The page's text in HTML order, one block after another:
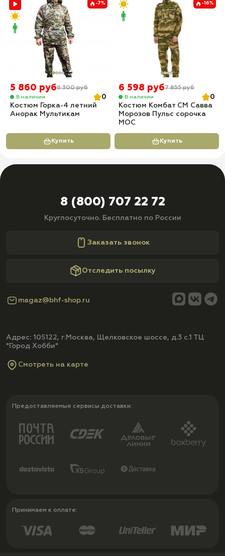
-7%
5 860 руб6 300 руб
В наличии
0
Костюм Горка-4 летний
Анорак Мультикам
Купить
-16%
6 598 руб7 855 руб
В наличии
0
Костюм Комбат СМ Савва
Морозов Пульс сорочка
МОС
Купить
8 (800) 707 22 72
Круглосуточно. Бесплатно по России
Заказать звонок
Отследить посылку
magaz@bhf-shop.ru
Адрес: 105122, г.Москва, Щелковское шоссе, д.3 с.1 ТЦ
"Город Хобби"
Смотреть на карте
Предоставляемые сервисы доставки:
Принимаем к оплате: